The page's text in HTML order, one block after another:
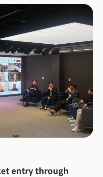
혁신의 속도를 늦추지 않고
경고였다.실제 MWC 2026에서
. AI라는 새로운 기술 중력이 산업
라부터 우주 통신, 가전·자율주행
. 최 대표는 이 현장을 직접
다. "2010년대 핀테크가 은행
현상이, AI를 무기로
모로 재연될 때, 지금의
entry through